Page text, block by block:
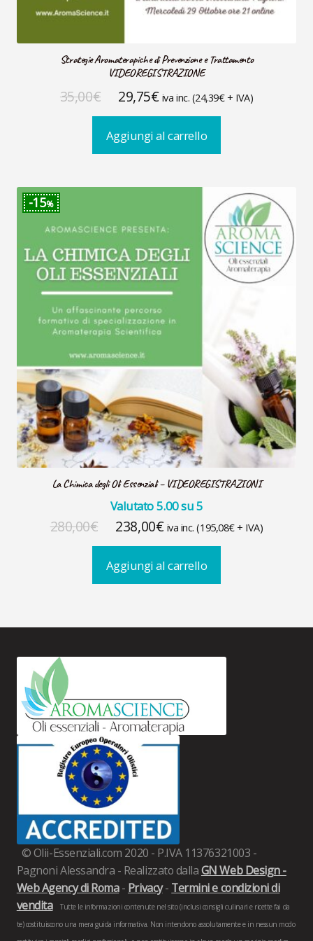
Strategie Aromaterapiche di Prevenzione e Trattamento
VIDEOREGISTRAZIONE
35,00€
prezzo
originale
35,00€.
29,75€Il
prezzo
attuale
29,75€.
iva inc. (24,39€+ IVA)
Aggiungi al carrello
La Chimica degli Oli Essenziali – VIDEOREGISTRAZIONI
Valutato5.00su 5
15%
280,00€
prezzo
originale
238,00€Il
prezzo
attuale
iva inc. (195,08€+ IVA)
Aggiungi al carrello
© Olii-Essenziali.com 2020 - P.IVA 11376321003 -
Pagnoni Alessandra - Realizzato dallaGN Web Design -
Web Agency di Roma- Privacy- Termini e condizioni di
vendita
Tutte le informazioni contenute nel sito (inclusi consigli culinari e ricette fai da
te) costituiscono una mera guida informativa. Non intendono assolutamente e in nessun modo